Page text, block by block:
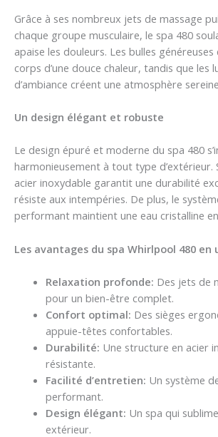
Grâce à ses nombreux jets de massage
chaque groupe musculaire, le spa 480
apaise les douleurs. Les bulles
corps d’une douce chaleur, tandis que les
d’ambiance créent une atmosphère
Un design élégant et robuste
Le design épuré et moderne du spa 480
harmonieusement à tout type d’extérieur.
acier inoxydable garantit une durabilité
résiste aux intempéries. De plus, le
performant maintient une eau cristalline
Les avantages du spa Whirlpool 480 en
Relaxation profonde: Des jets de
pour un bien-être complet.
Confort optimal: Des sièges
appuie-têtes confortables.
Durabilité: Une structure en acier
résistante.
Facilité d’entretien: Un système
performant.
Design élégant: Un spa qui
extérieur.